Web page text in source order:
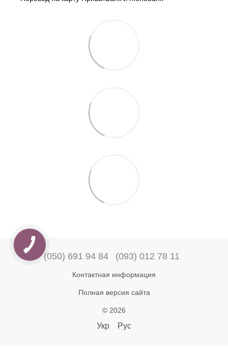
(050) 691 94 84 (093) 012 78 11
Контактная информация
Полная версия сайта
© 2026
Укр Рус